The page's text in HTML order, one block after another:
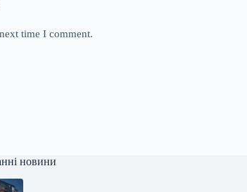
time I comment.
новини